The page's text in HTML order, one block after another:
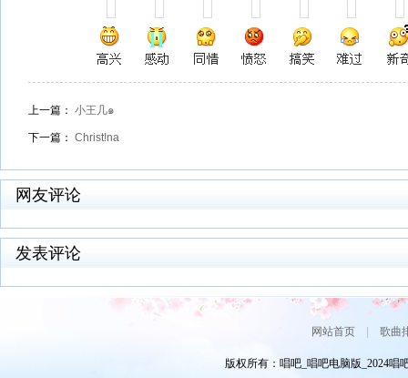
上一篇： 小王几๑
下一篇： Christ!na
网友评论
发表评论
网站首页| 歌曲
版权所有：唱吧_唱吧电脑版_2024唱